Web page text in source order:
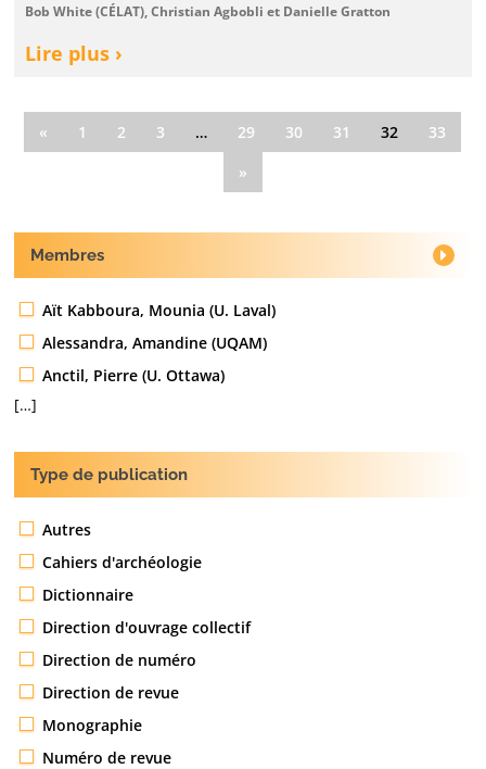
Bob White (CÉLAT), Christian Agbobli et Danielle Gratton
Lire plus ›
« 1 2 3 … 29 30 31 32
33
»
Membres
Aït Kabboura, Mounia (U. Laval)
Alessandra, Amandine (UQAM)
Anctil, Pierre (U. Ottawa)
[…]
Type de publication
Autres
Cahiers d'archéologie
Dictionnaire
Direction d'ouvrage collectif
Direction de numéro
Direction de revue
Monographie
Numéro de revue